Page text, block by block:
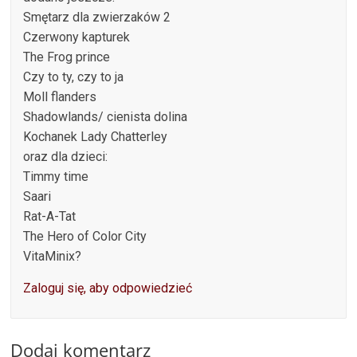
Smętarz dla zwierzaków 2
Czerwony kapturek
The Frog prince
Czy to ty, czy to ja
Moll flanders
Shadowlands/ cienista dolina
Kochanek Lady Chatterley
oraz dla dzieci:
Timmy time
Saari
Rat-A-Tat
The Hero of Color City
VitaMinix?
Zaloguj się, aby odpowiedzieć
Dodaj komentarz